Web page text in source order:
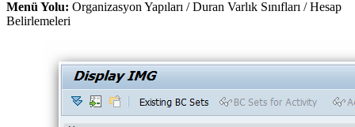
Menü Yolu: Organizasyon Yapıları / Duran Varlık Sınıfları / Hesap
Belirlemeleri